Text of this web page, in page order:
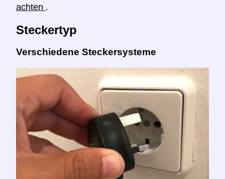
achten .
Steckertyp
Verschiedene Steckersysteme